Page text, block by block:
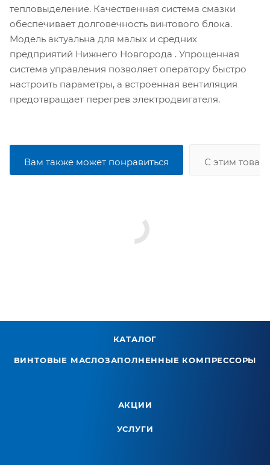
тепловыделение. Качественная система смазки
обеспечивает долговечность винтового блока.
Модель актуальна для малых и средних
предприятий Нижнего Новгорода . Упрощенная
система управления позволяет оператору быстро
настроить параметры, а встроенная вентиляция
предотвращает перегрев электродвигателя.
Вам также может понравиться С этим
КАТАЛОГ
ВИНТОВЫЕ МАСЛОЗАПОЛНЕННЫЕ КОМПРЕССОРЫ
АКЦИИ
УСЛУГИ